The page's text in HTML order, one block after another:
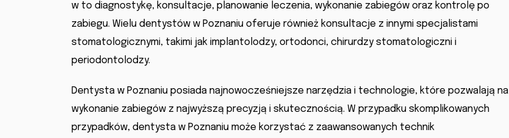
w to diagnostykę, konsultacje, planowanie leczenia, wykonanie zabiegów oraz kontrolę po
zabiegu. Wielu dentystów w Poznaniu oferuje również konsultacje z innymi specjalistami
stomatologicznymi, takimi jak implantolodzy, ortodonci, chirurdzy stomatologiczni i
periodontolodzy.
Dentysta w Poznaniu posiada najnowocześniejsze narzędzia i technologie, które pozwalają na
wykonanie zabiegów z najwyższą precyzją i skutecznością. W przypadku skomplikowanych
przypadków, dentysta w Poznaniu może korzystać z zaawansowanych technik